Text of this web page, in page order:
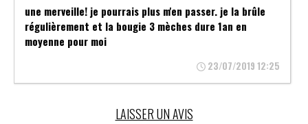
une merveille! je pourrais plus m'en passer. je la brûle
régulièrement et la bougie 3 mèches dure 1an en
moyenne pour moi
23/07/2019 12:25
LAISSER UN AVIS